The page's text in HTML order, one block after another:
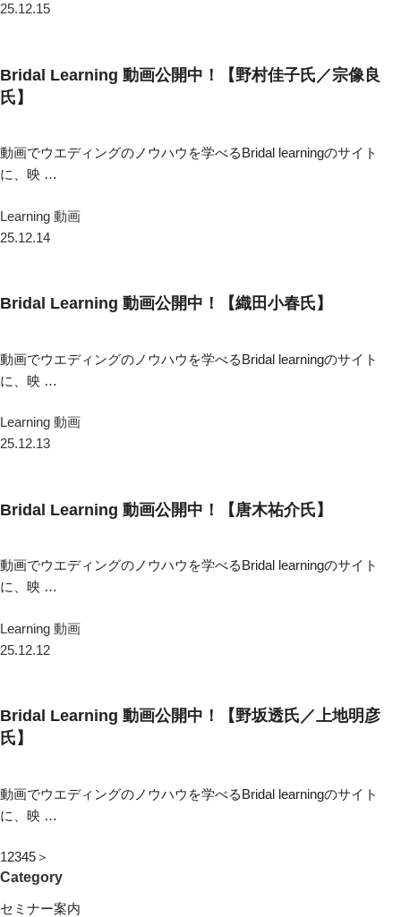
25.12.15
Bridal Learning 動画公開中！【野村佳子氏／宗像良
氏】
動画でウエディングのノウハウを学べるBridal learningのサイト
に、映 …
Learning 動画
25.12.14
Bridal Learning 動画公開中！【織田小春氏】
動画でウエディングのノウハウを学べるBridal learningのサイト
に、映 …
Learning 動画
25.12.13
Bridal Learning 動画公開中！【唐木祐介氏】
動画でウエディングのノウハウを学べるBridal learningのサイト
に、映 …
Learning 動画
25.12.12
Bridal Learning 動画公開中！【野坂透氏／上地明彦
氏】
動画でウエディングのノウハウを学べるBridal learningのサイト
に、映 …
12345＞
Category
セミナー案内